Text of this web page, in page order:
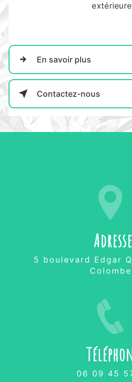
En savoir plus
Contactez-nous
Adresse
5 boulevard Edgar Quinet, 92700
06 09 45